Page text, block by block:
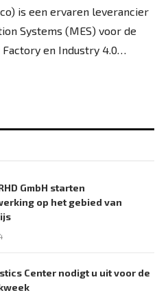
is een ervaren leverancier
Systems (MES) voor de
en Industry 4.0…
GmbH starten
op het gebied van
Center nodigt u uit voor de